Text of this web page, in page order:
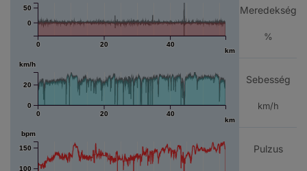
0 20 40
km
0
50 Meredekség
%
0 20 40
km
0
20
km/h
Sebesség
km/h
100
150
bpm
Pulzus